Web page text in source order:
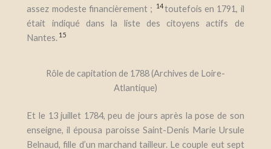
assez modeste financièrement ;
14toutefois en 1791, il
était indiqué dans la liste des citoyens actifs de
Nantes. 15
Rôle de capitation de 1788 (Archives de Loire-
Atlantique)
Et le 13 juillet 1784, peu de jours après la pose de son
enseigne, il épousa paroisse Saint-Denis Marie Ursule
Belnaud, fille d’un marchand tailleur. Le couple eut sept